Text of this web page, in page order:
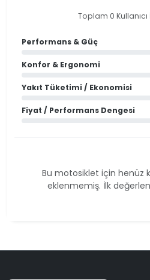
Toplam 0
Performans & Güç
Konfor & Ergonomi
Yakıt Tüketimi / Ekonomisi
Fiyat / Performans Dengesi
Bu motosiklet için henüz
eklenmemiş. İlk